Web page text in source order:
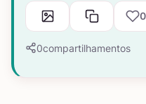
0
0compartilhamentos